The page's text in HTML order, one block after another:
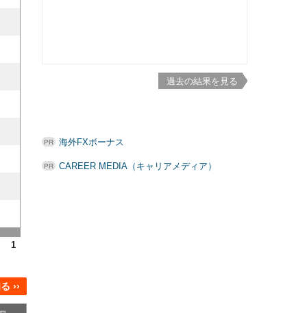
1
››
過去の結果を見る
海外FXボーナス
CAREER MEDIA（キャリアメディア）